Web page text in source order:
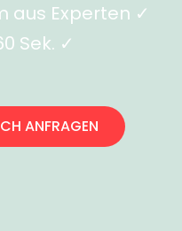
aus Experten ✓
Sek. ✓
ANFRAGEN